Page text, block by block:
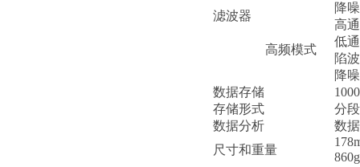
滤波器
降
高频模式
高
低
陷
降
数据存储
存储形式
分
数据分析
数
尺寸和重量